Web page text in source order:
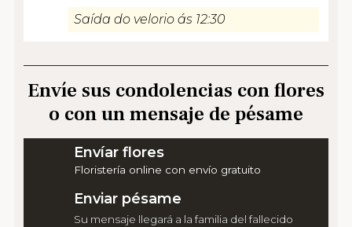
Saída do velorio ás 12:30
Envíe sus condolencias con flores
o con un mensaje de pésame
Envíar flores
Floristería online con envío gratuito
Enviar pésame
Su mensaje llegará a la familia del fallecido